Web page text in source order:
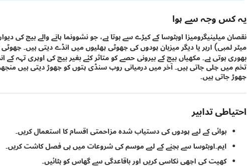
یہ کس وجہ سے ہوا
میٹر لمبی) ارہر یا دیگر میزبان پودوں کی چھوٹی پھلیوں میں انڈے دیتی ہیں۔
بھوری ہوتی ہے۔ مکھیاں بیج کے بیرونی حصے کو متاثر کئے بغیر بیج کی اوپری تہہ کے
تخم میں چلی جاتی ہیں۔ آخر میں درمیانی روپ سنڈی پتوں کو چھوڑ دیتی ہیں
چھوڑ جاتی ہیں۔
احتیاطی تدابیر
بوائی کے لیے پودوں کی دستیاب شدہ مزاحمتی اقسام کا استعمال کریں۔
ایم۔اوبٹوسا سے بچنے کے لیے موسم کی شروعات میں ہی فصل کاشت کریں۔
کھیت کی اچھی نکاسی کریں اور باقاعدگی سے گھاس کو ہٹائیں۔